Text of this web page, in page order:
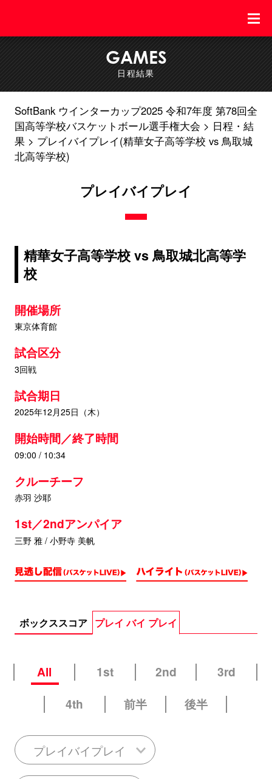
GAMES
日程結果
SoftBank ウインターカップ2025 令和7年度 第78回全
国高等学校バスケットボール選手権大会
日程・結
果
プレイバイプレイ(精華女子高等学校 vs 鳥取城
北高等学校)
プレイバイプレイ
精華女子高等学校 vs 鳥取城北高等学
校
開催場所
東京体育館
試合区分
3回戦
試合期日
2025年12月25日（木）
開始時間／終了時間
09:00 / 10:34
クルーチーフ
赤羽 沙耶
1st／2ndアンパイア
三野 雅 / 小野寺 美帆
ボックススコア プレイ バイ プレイ
All 1st 2nd
3rd
4th
前半 後半
プレイバイプレイ